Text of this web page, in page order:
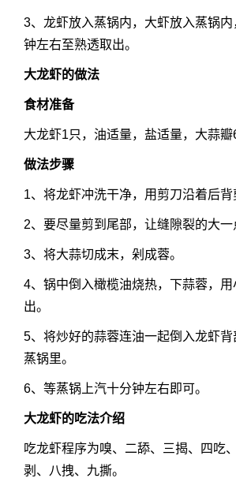
3、龙虾放入蒸锅内，大虾放入蒸锅
钟左右至熟透取出。
大龙虾的做法
食材准备
大龙虾1只，油适量，盐适量，大蒜瓣
做法步骤
1、将龙虾冲洗干净，用剪刀沿着后背
2、要尽量剪到尾部，让缝隙裂的大一
3、将大蒜切成末，剁成蓉。
4、锅中倒入橄榄油烧热，下蒜蓉，
出。
5、将炒好的蒜蓉连油一起倒入龙虾
蒸锅里。
6、等蒸锅上汽十分钟左右即可。
大龙虾的吃法介绍
吃龙虾程序为嗅、二舔、三揭、四吃
剥、八拽、九撕。